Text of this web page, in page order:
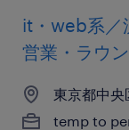
it・web系／
営業・ラウ
東京都中央
temp to